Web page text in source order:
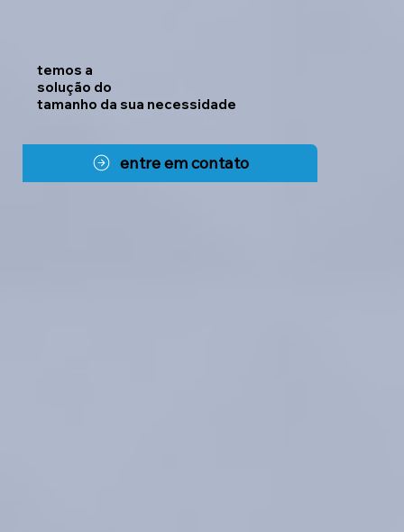
temos a
solução do
tamanho da sua necessidade
entre em contato